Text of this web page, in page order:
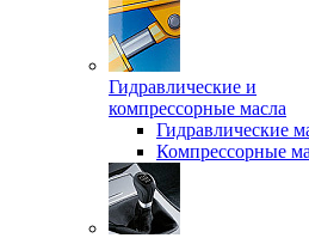
Гидравлические и
компрессорные масла
Гидравлические
Компрессорные